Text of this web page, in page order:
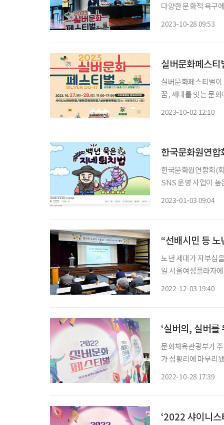
다양한 문화적 욕구
2023-10-28 09:53
실버문화페스
실버문화페스티벌
꿈, 세대를 잇는 문
2023-10-02 12:10
한국문화원연
한국문화원연합회(
SNS 운영 사업이 높은 성과를 올렸다
2023-01-03 09:04
“선배시민 등
노년 세대가 자부심
일 서울여성플라자
2022-12-03 19:40
문화체육관광부가
가 성황리에 마무리됐다. 올해로 8회째를 맞는 실버문화페스티벌은 꿈꾸는
2022-10-28 17:39
‘2022 샤이니스